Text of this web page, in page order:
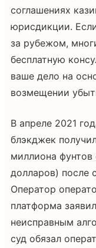
соглашениях
юрисдикции.
за рубежом,
бесплатную
ваше дело на
возмещении
В апреле 2021
блэкджек
миллиона фунтов
долларов) после
Оператор
платформа
неисправным
суд обязал